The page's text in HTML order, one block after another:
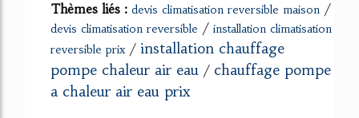
Thèmes liés : devis climatisation reversible maison /
devis climatisation reversible / installation climatisation
reversible prix/ installation chauffage
pompe chaleur air eau / chauffage pompe
a chaleur air eau prix